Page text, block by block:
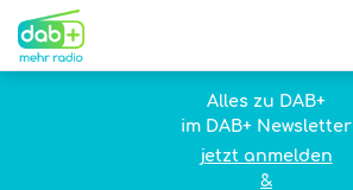
Alles zu DAB+
im DAB+ Newsletter
jetzt anmelden
&